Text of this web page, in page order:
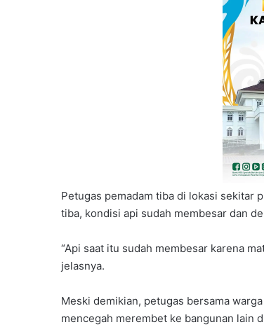
Petugas pemadam tiba di lokasi sekitar
tiba, kondisi api sudah membesar dan
“Api saat itu sudah membesar karena
jelasnya.
Meski demikian, petugas bersama
mencegah merembet ke bangunan lain